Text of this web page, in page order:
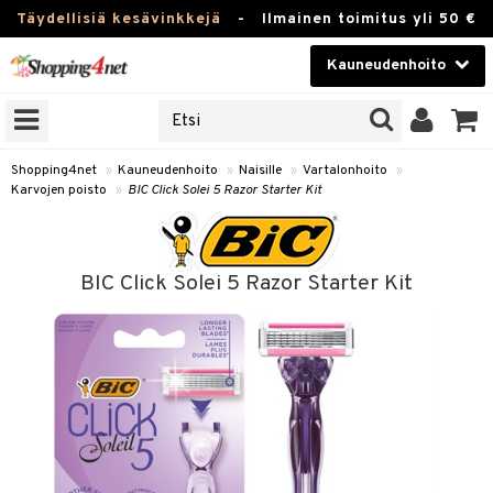
Täydellisiä kesävinkkejä - Ilmainen toimitus yli 50 €
Kauneudenhoito
Kauneudenhoito
Piilolinssit
Koti & Sisustus
Lelut, Lapsi & Vauva
Tuotemerkkejä
Kampanjat
Shopping4net » Kauneudenhoito » Naisille » Vartalonhoito
»
Karvojen poisto
» BIC Click Solei 5 Razor Starter Kit
BIC Click Solei 5 Razor Starter Kit
/ Kammat
tuotteet